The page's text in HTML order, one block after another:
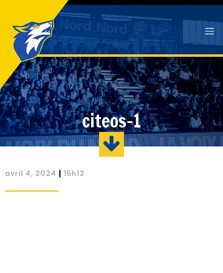
citeos-1
avril 4, 2024 | 15h12